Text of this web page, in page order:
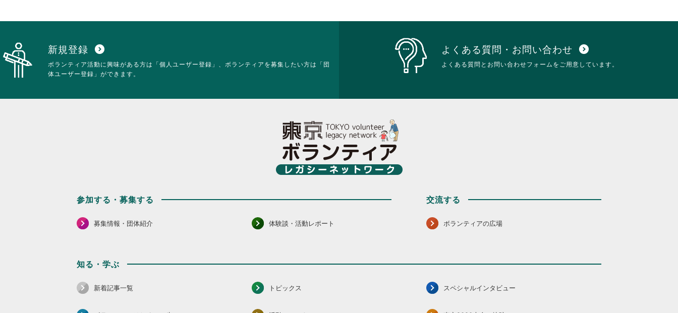
新規登録 expand_circle_down
ボランティア活動に興味がある方は「個人ユーザー登録」、ボランティアを募集したい方は「団
体ユーザー登録」ができます。
よくある質問・お問い合わせ expand_circle_down
よくある質問とお問い合わせフォームをご用意しています。
参加する・募集する
募集情報・団体紹介 体験談・活動レポート
交流する
ボランティアの広場
知る・学ぶ
新着記事一覧 トピックス スペシャルインタビュー